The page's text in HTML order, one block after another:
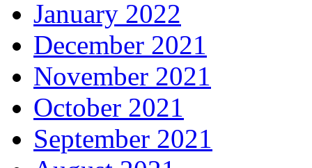
January 2022
December 2021
November 2021
October 2021
September 2021